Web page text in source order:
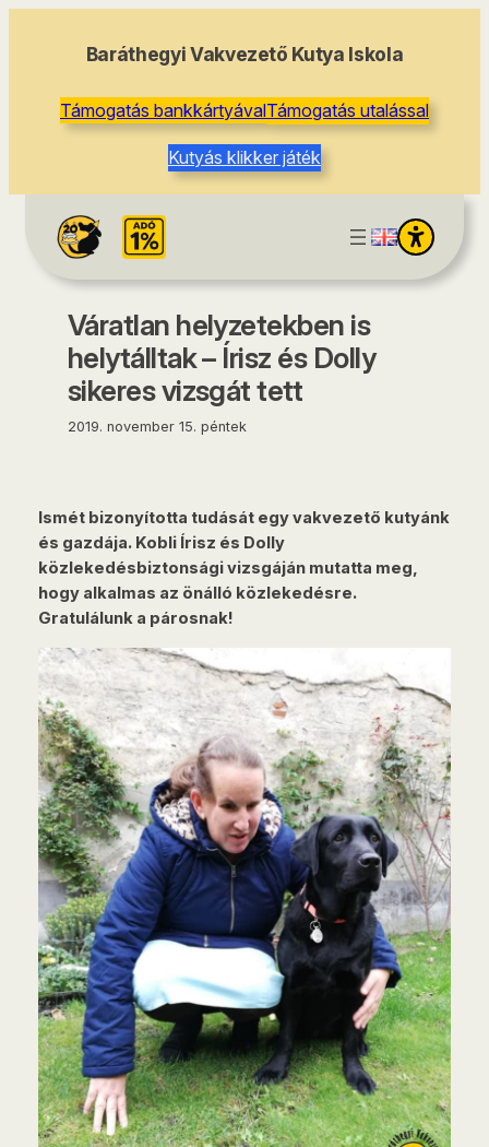
Baráthegyi Vakvezető Kutya Iskola
Támogatás bankkártyávalTámogatás utalással
Kutyás klikker játék
Váratlan helyzetekben is
helytálltak – Írisz és Dolly
sikeres vizsgát tett
2019. november 15. péntek
Ismét bizonyította tudását egy vakvezető kutyánk
és gazdája. Kobli Írisz és Dolly
közlekedésbiztonsági vizsgáján mutatta meg,
hogy alkalmas az önálló közlekedésre.
Gratulálunk a párosnak!